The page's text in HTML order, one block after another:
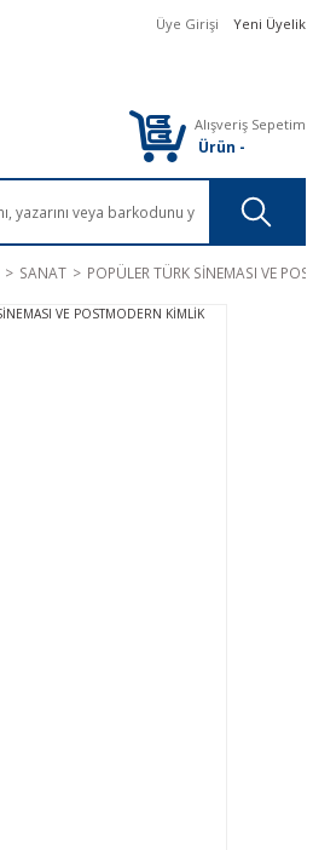
Üye Girişi Yeni Üyelik
Alışveriş Sepetim
Ürün -
SANAT POPÜLER TÜRK SİNEMASI VE